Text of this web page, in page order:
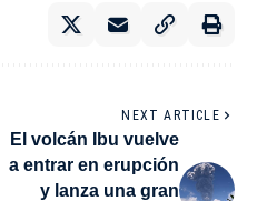
NEXT ARTICLE
El volcán Ibu vuelve
a entrar en erupción
y lanza una gran